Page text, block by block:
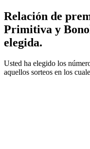
Relación de
Primitiva y
elegida.
Usted ha elegido los
aquellos sorteos en los